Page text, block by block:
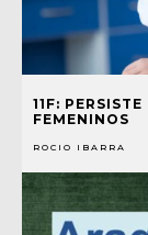
11F:
FEMENINOS
ROCIO IBARRA